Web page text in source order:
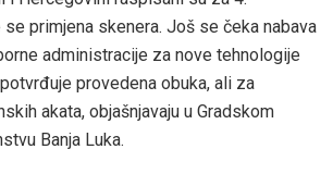
se primjena skenera. Još se čeka nabava
administracije za nove tehnologije
provedena obuka, ali za
akata, objašnjavaju u Gradskom
Banja Luka.